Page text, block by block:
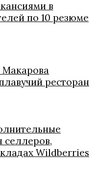
в
по 10 резюме
ресторан
селлеров,
Wildberries